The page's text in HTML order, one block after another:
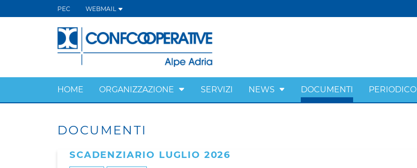
PEC WEBMAIL
HOME ORGANIZZAZIONE SERVIZI NEWS DOCUMENTI PERIODICO
DOCUMENTI
SCADENZIARIO LUGLIO 2026